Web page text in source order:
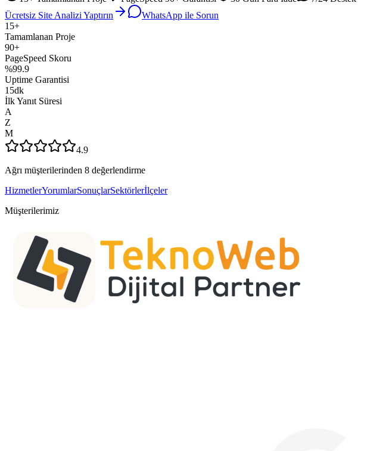
Ücretsiz Site Analizi Yaptırın
WhatsApp ile Sorun
15+
Tamamlanan Proje
90+
PageSpeed Skoru
%99.9
Uptime Garantisi
15dk
İlk Yanıt Süresi
A
Z
M
4.9
Ağrı müşterilerinden 8 değerlendirme
HizmetlerYorumlarSonuçlarSektörlerİlçeler
Müşterilerimiz